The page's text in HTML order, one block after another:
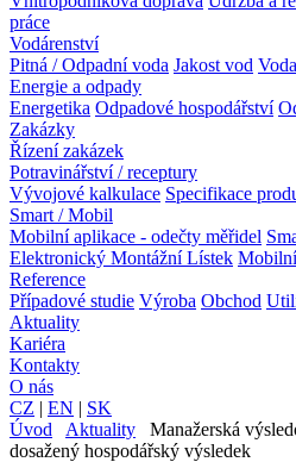
práce
Vodárenství
Pitná / Odpadní voda Jakost vod
Energie a odpady
Energetika Odpadové hospodářství
Zakázky
Řízení zakázek
Potravinářství / receptury
Vývojové kalkulace Specifikace
Smart / Mobil
Mobilní aplikace - odečty měřidel
Elektronický Montážní Lístek
Reference
Případové studie Výroba Obchod
Aktuality
Kariéra
Kontakty
O nás
CZ | EN | SK
Úvod
Aktuality
Manažerská
dosažený hospodářský výsledek